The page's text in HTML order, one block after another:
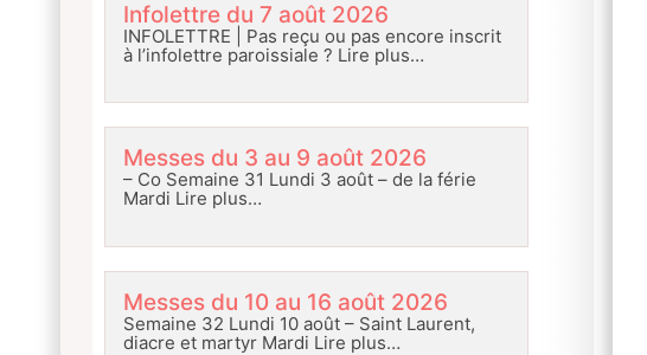
Infolettre du 7 août 2026
INFOLETTRE | Pas reçu ou pas encore inscrit
à l’infolettre paroissiale ? Lire plus…
Messes du 3 au 9 août 2026
– Co Semaine 31 Lundi 3 août – de la férie
Mardi Lire plus…
Messes du 10 au 16 août 2026
Semaine 32 Lundi 10 août – Saint Laurent,
diacre et martyr Mardi Lire plus…